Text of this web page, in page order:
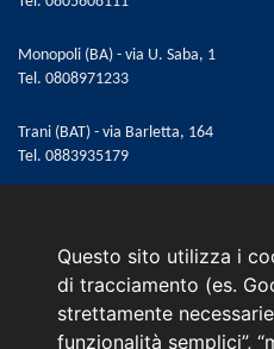
Questo sito utilizza i
di tracciamento (es.
strettamente
funzionalità semplici”,
Monopoli (BA) - via U. Saba, 1
Tel. 0808971233
Trani (BAT) - via Barletta, 164
Tel. 0883935179
Menù
L'azienda